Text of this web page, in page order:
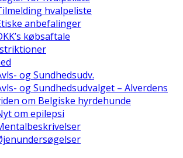
hvalpeliste
anbefalinger
købsaftale
og Sundhedsudv.
og Sundhedsudvalget – Alverdens
om Belgiske hyrdehunde
om epilepsi